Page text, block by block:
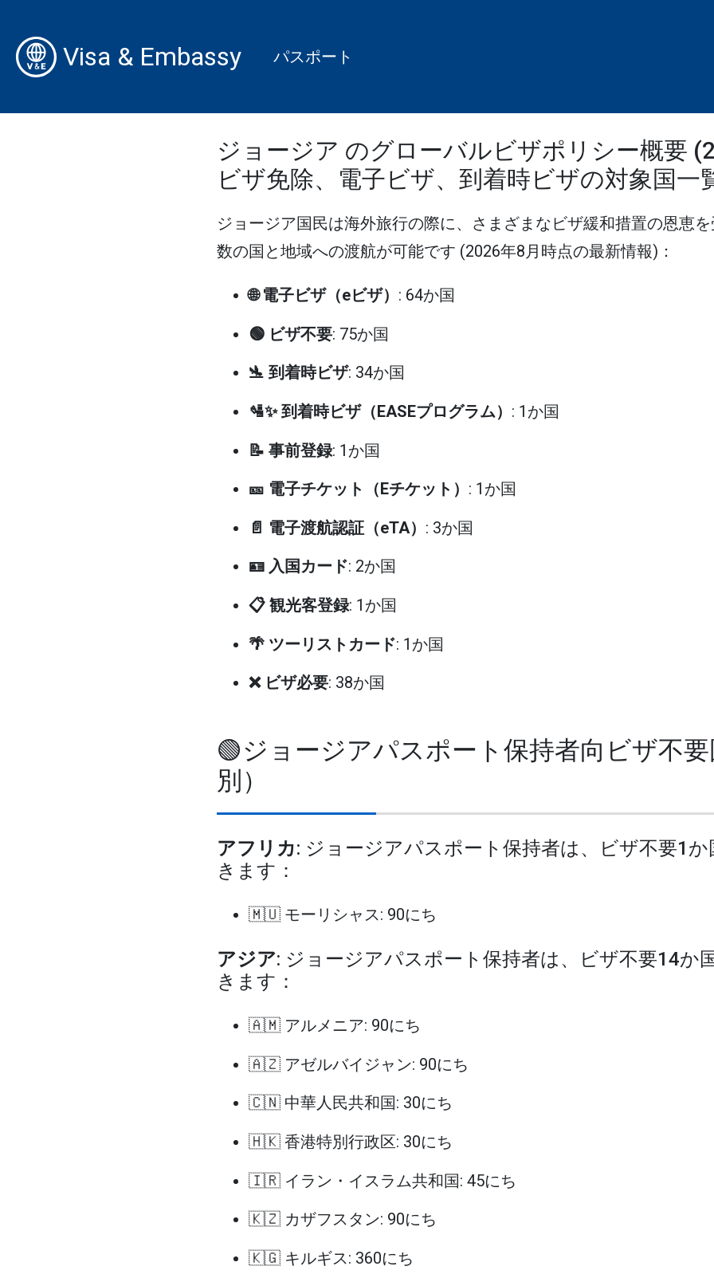
Visa & Embassy パスポート
ジョージア のグローバルビザポリシー概要
ビザ免除、電子ビザ、到着時ビザの対象国一
ジョージア国民は海外旅行の際に、さまざまなビザ緩和措置の恩恵
数の国と地域への渡航が可能です (2026年8月時点の最新情報)：
🌐 電子ビザ（eビザ） : 64か国
🟢 ビザ不要: 75か国
🛬 到着時ビザ: 34か国
🛂✨ 到着時ビザ（EASEプログラム） : 1か国
📝 事前登録: 1か国
🎫 電子チケット（Eチケット） : 1か国
📄 電子渡航認証（eTA） : 3か国
🪪 入国カード: 2か国
📋 観光客登録: 1か国
🌴 ツーリストカード: 1か国
❌ ビザ必要: 38か国
🟢ジョージアパスポート保持者向ビザ不
別）
アフリカ: ジョージアパスポート保持者は、ビザ不要1
きます：
🇲🇺 モーリシャス: 90にち
アジア: ジョージアパスポート保持者は、ビザ不要14か
きます：
🇦🇲 アルメニア: 90にち
🇦🇿 アゼルバイジャン: 90にち
🇨🇳 中華人民共和国: 30にち
🇭🇰 香港特別行政区: 30にち
🇮🇷 イラン・イスラム共和国: 45にち
🇰🇿 カザフスタン: 90にち
🇰🇬 キルギス: 360にち